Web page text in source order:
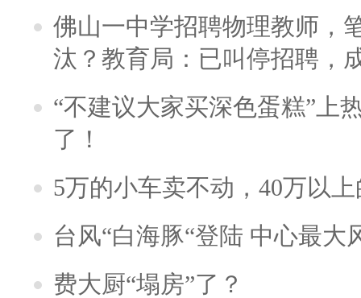
佛山一中学招聘物理教师，
汰？教育局：已叫停招聘，
“不建议大家买深色蛋糕”上
了！
5万的小车卖不动，40万以
台风“白海豚“登陆 中心最大
费大厨“塌房”了？